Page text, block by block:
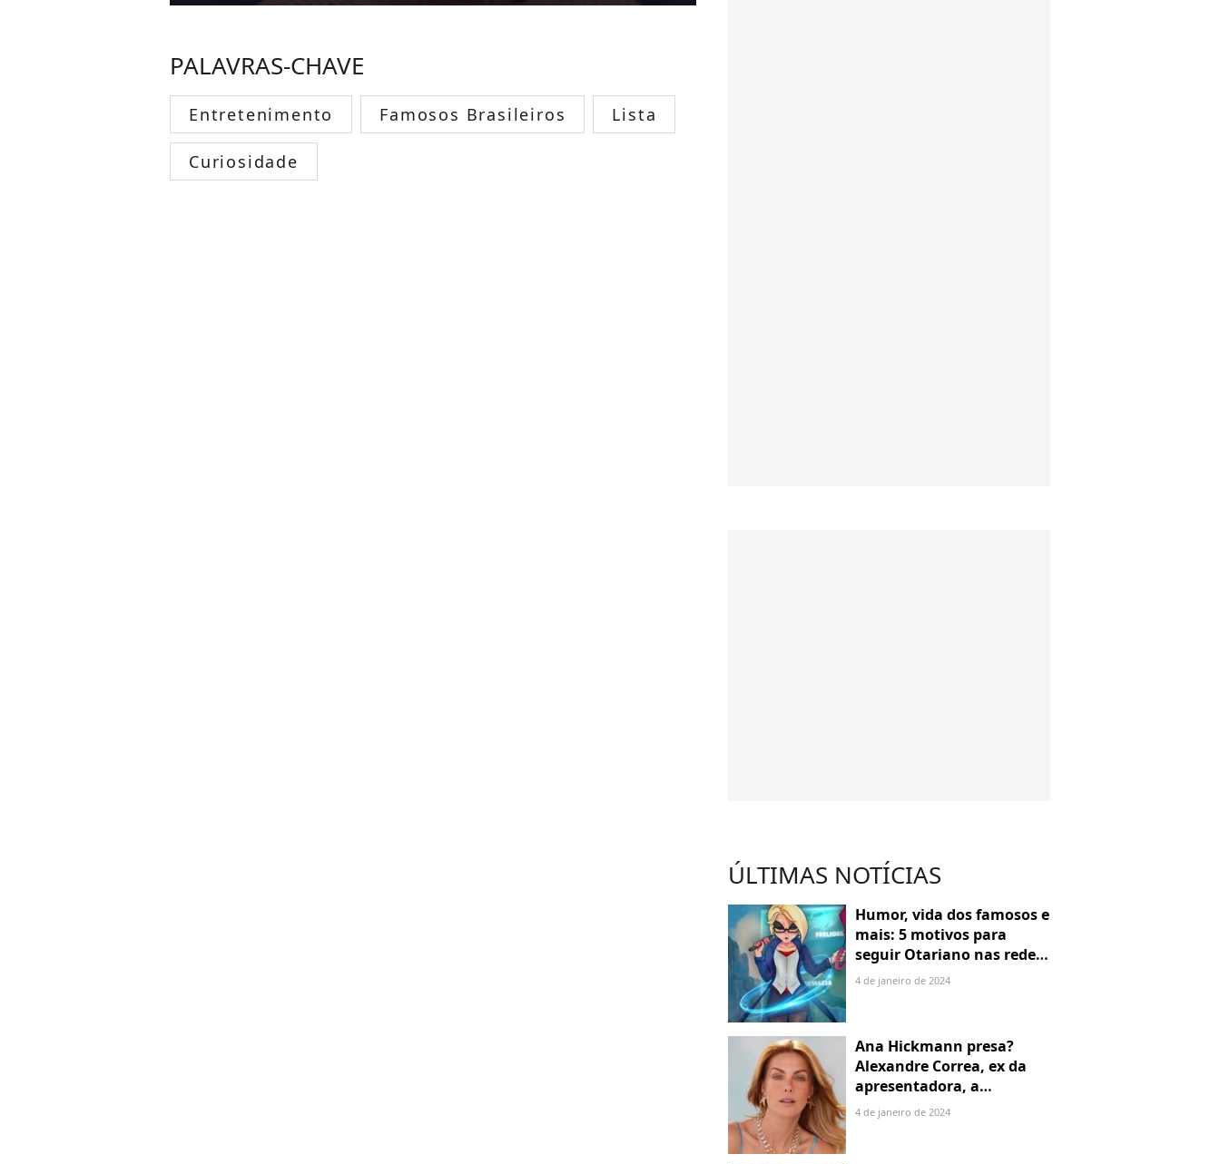
PALAVRAS-CHAVE
Entretenimento Famosos Brasileiros Lista
Curiosidade
ÚLTIMAS NOTÍCIAS
Humor, vida dos famosos e
mais: 5 motivos para
seguir Otariano nas redes
sociais
4 de janeiro de 2024
Ana Hickmann presa?
Alexandre Correa, ex da
apresentadora, a
denuncia por alienação
4 de janeiro de 2024